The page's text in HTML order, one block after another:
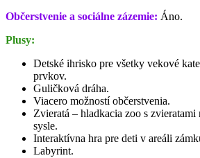
Občerstvenie a sociálne zázemie: Áno.
Plusy:
Detské ihrisko pre všetky vekové
prvkov.
Guličková dráha.
Viacero možností občerstvenia.
Zvieratá – hladkacia zoo s
sysle.
Interaktívna hra pre deti v areáli
Labyrint.